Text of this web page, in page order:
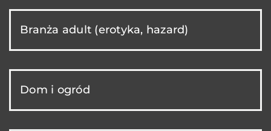
Branża adult (erotyka, hazard)
Dom i ogród